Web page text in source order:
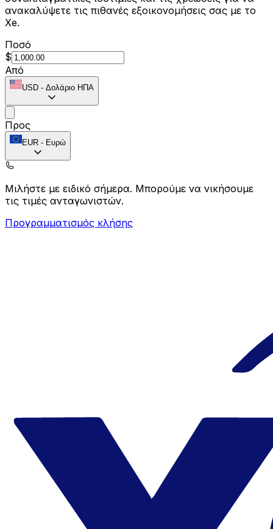
ανακαλύψετε τις πιθανές εξοικονομήσεις σας με το
Xe.
Ποσό
$
Από
USD - Δολάριο ΗΠΑ
Προς
EUR - Ευρώ
Μιλήστε με ειδικό σήμερα. Μπορούμε να νικήσουμε
τις τιμές ανταγωνιστών.
Προγραμματισμός κλήσης